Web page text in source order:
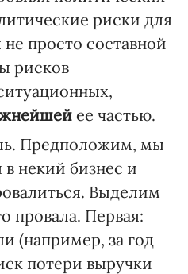
риски для
просто составной
рисков
ее частью.
Предположим, мы
в некий бизнес и
Выделим
провала. Первая:
(например, за год
потери выручки